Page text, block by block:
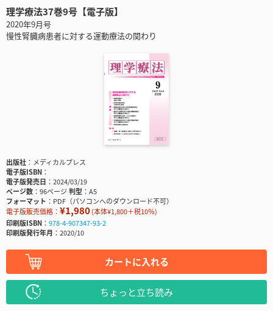
理学療法37巻9号【電子版】
2020年9月号
慢性腎臓病患者に対する運動療法の関わり
出版社
メディカルプレス
電子版ISBN
電子版発売日
2024/03/19
ページ数
96ページ判型
A5
フォーマット
PDF（パソコンへのダウンロード不可）
電子版販売価格： ¥1,980(本体¥1,800＋税10％)
印刷版ISBN
978-4-907347-93-2
印刷版発行年月
2020/10
カートに入れる
ちょっと立ち読み